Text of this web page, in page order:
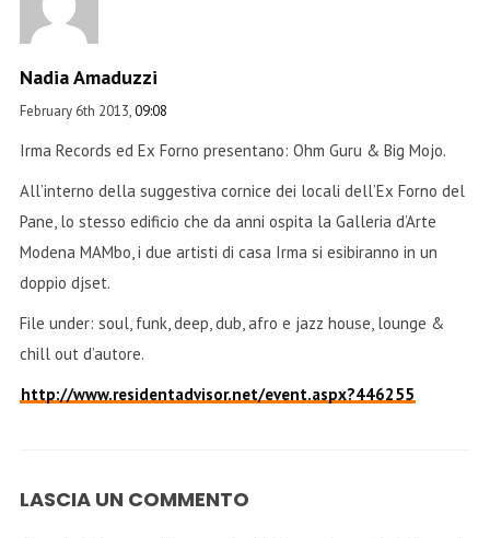
Nadia Amaduzzi
February 6th 2013,09:08
Irma Records ed Ex Forno presentano: Ohm Guru & Big Mojo.
All’interno della suggestiva cornice dei locali dell’Ex Forno del
Pane, lo stesso edificio che da anni ospita la Galleria d’Arte
Modena MAMbo, i due artisti di casa Irma si esibiranno in un
doppio djset.
File under: soul, funk, deep, dub, afro e jazz house, lounge &
chill out d’autore.
http://www.residentadvisor.net/event.aspx?446255
LASCIA UN COMMENTO